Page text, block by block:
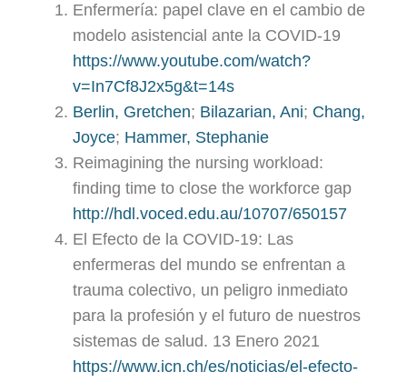
Enfermería: papel clave en el cambio de
modelo asistencial ante la COVID-19
https://www.youtube.com/watch?
v=In7Cf8J2x5g&t=14s
Berlin, Gretchen; Bilazarian, Ani; Chang,
Joyce; Hammer, Stephanie
Reimagining the nursing workload:
finding time to close the workforce gap
http://hdl.voced.edu.au/10707/650157
El Efecto de la COVID-19: Las
enfermeras del mundo se enfrentan a
trauma colectivo, un peligro inmediato
para la profesión y el futuro de nuestros
sistemas de salud. 13 Enero 2021
https://www.icn.ch/es/noticias/el-efecto-